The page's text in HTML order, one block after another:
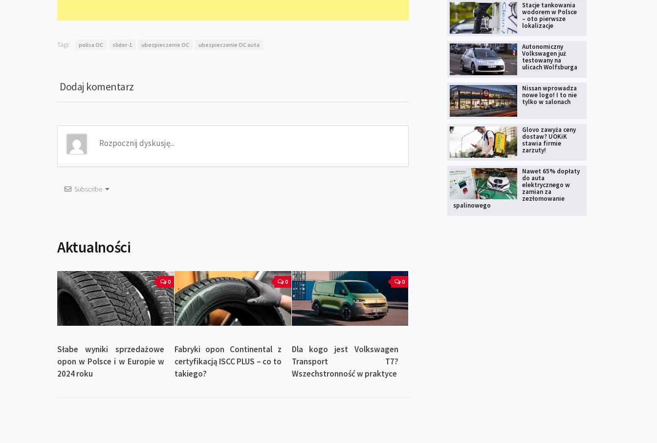
Tagi: polisa OC slider-1 ubezpieczenie OC ubezpieczenie OC auta
Dodaj komentarz
Subscribe
Aktualności
0
Słabe wyniki sprzedażowe
opon w Polsce i w Europie w
2024 roku
0
Fabryki opon Continental z
certyfikacją ISCC PLUS – co to
takiego?
0
Dla kogo jest Volkswagen
Transport T7?
Wszechstronność w praktyce
Stacje tankowania
wodorem w Polsce
– oto pierwsze
lokalizacje
Autonomiczny
Volkswagen już
testowany na
ulicach Wolfsburga
Nissan wprowadza
nowe logo! I to nie
tylko w salonach
Glovo zawyża ceny
dostaw? UOKiK
stawia firmie
zarzuty!
Nawet 65% dopłaty
do auta
elektrycznego w
zamian za
zezłomowanie
spalinowego